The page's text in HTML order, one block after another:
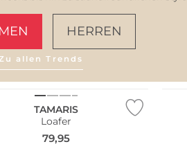
HERREN
allen Trends
TAMARIS
Loafer
79,95